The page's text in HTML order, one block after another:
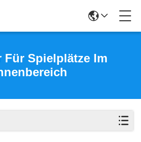
Für Spielplätze Im